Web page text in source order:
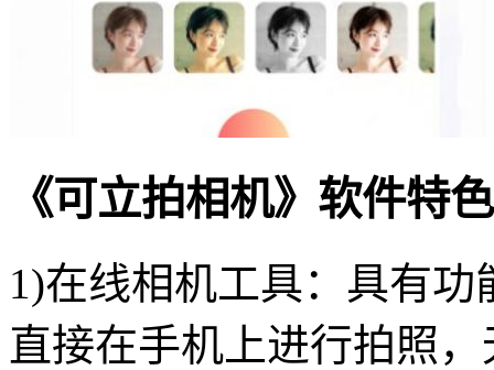
《可立拍相机》软件特
1)在线相机工具：具有
直接在手机上进行拍照